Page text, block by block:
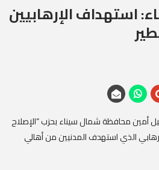
استهداف الإرهابيين
أمين محافظة شمال سيناء بحزب “الإصلاح
الذي استهدف المدنيين من أهالي